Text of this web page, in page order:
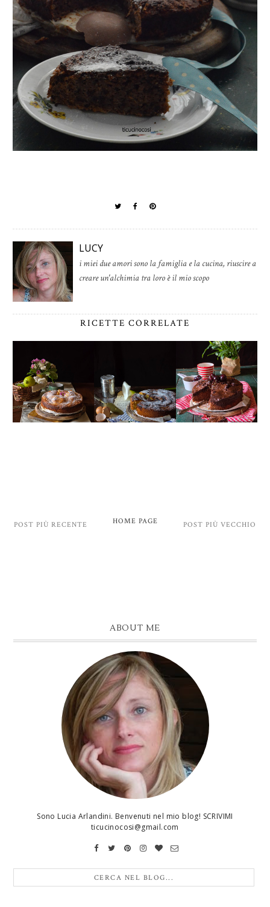
LUCY
i miei due amori sono la famiglia e la cucina, riuscire a
creare un'alchimia tra loro è il mio scopo
RICETTE CORRELATE
POST PIÙ RECENTE POST PIÙ VECCHIO
HOME PAGE
ABOUT ME
Sono Lucia Arlandini. Benvenuti nel mio blog! SCRIVIMI
ticucinocosi@gmail.com